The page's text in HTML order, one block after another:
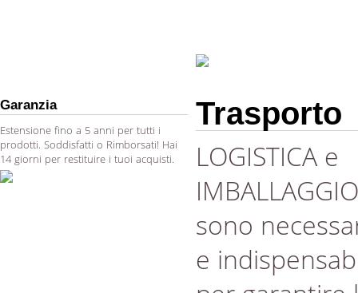
Garanzia
Estensione fino a 5 anni per tutti i
prodotti. Soddisfatti o Rimborsati! Hai
14 giorni per restituire i tuoi acquisti.
Trasporto
LOGISTICA e
IMBALLAGGIO
sono
e